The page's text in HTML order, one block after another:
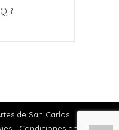
de San Carlos